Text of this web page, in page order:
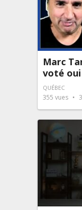
Marc
voté oui
QUÉBEC
355 vues